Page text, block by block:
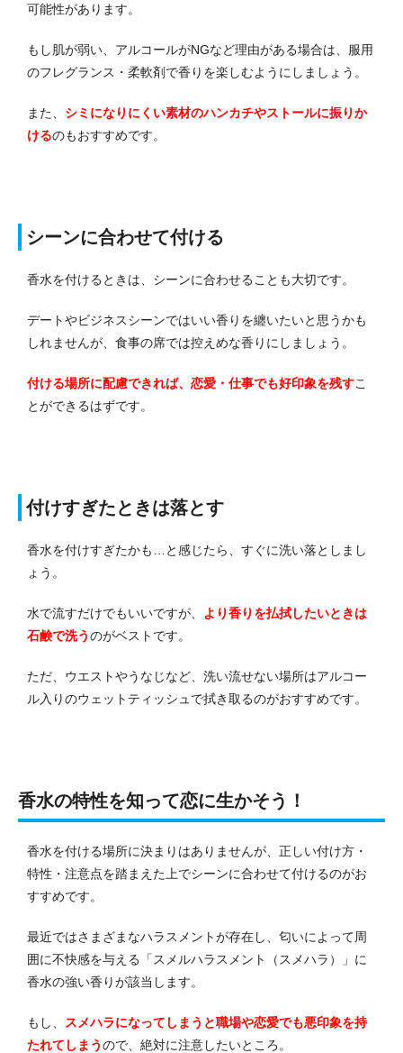
可能性があります。
もし肌が弱い、アルコールがNGなど理由がある場合は、服用
のフレグランス・柔軟剤で香りを楽しむようにしましょう。
また、 シミになりにくい素材のハンカチやストールに振りか
けるのもおすすめです。
シーンに合わせて付ける
香水を付けるときは、シーンに合わせることも大切です。
デートやビジネスシーンではいい香りを纏いたいと思うかも
しれませんが、食事の席では控えめな香りにしましょう。
付ける場所に配慮できれば、恋愛・仕事でも好印象を残すこ
とができるはずです。
付けすぎたときは落とす
香水を付けすぎたかも…と感じたら、すぐに洗い落としまし
ょう。
水で流すだけでもいいですが、
より香りを払拭したいときは
石鹸で洗うのがベストです。
ただ、ウエストやうなじなど、洗い流せない場所はアルコー
ル入りのウェットティッシュで拭き取るのがおすすめです。
香水の特性を知って恋に生かそう！
香水を付ける場所に決まりはありませんが、正しい付け方・
特性・注意点を踏まえた上でシーンに合わせて付けるのがお
すすめです。
最近ではさまざまなハラスメントが存在し、匂いによって周
囲に不快感を与える「スメルハラスメント（スメハラ）」に
香水の強い香りが該当します。
もし、
スメハラになってしまうと職場や恋愛でも悪印象を持
たれてしまうので、絶対に注意したいところ。